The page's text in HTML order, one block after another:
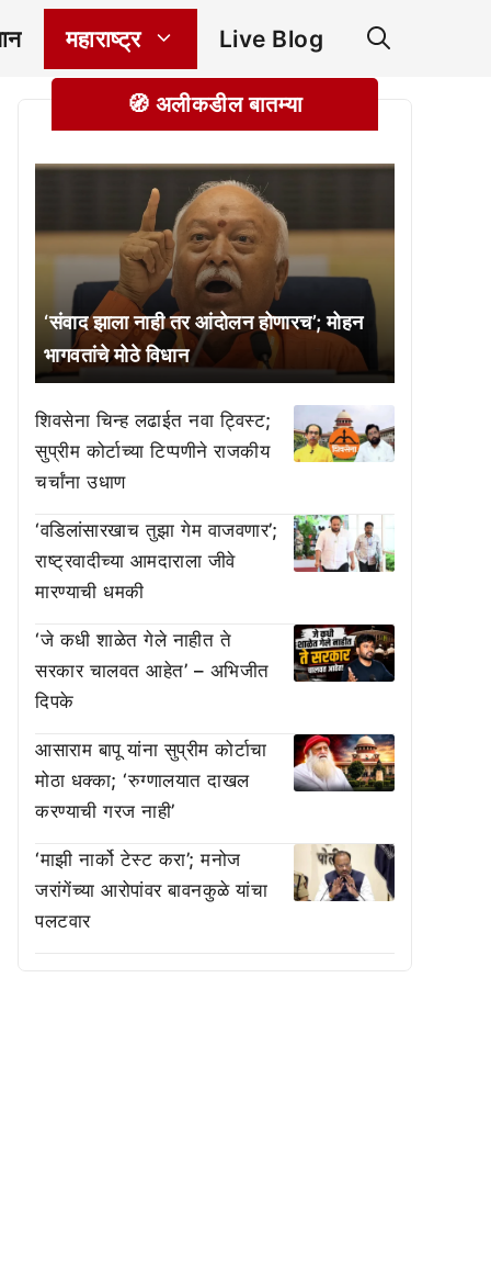
महाराष्ट्र Live Blog
🧭 अलीकडील बातम्या
‘संवाद झाला नाही तर आंदोलन होणारच’; मोहन
भागवतांचे मोठे विधान
शिवसेना चिन्ह लढाईत नवा ट्विस्ट;
सुप्रीम कोर्टाच्या टिप्पणीने राजकीय
चर्चांना उधाण
‘वडिलांसारखाच तुझा गेम वाजवणार’;
राष्ट्रवादीच्या आमदाराला जीवे
मारण्याची धमकी
‘जे कधी शाळेत गेले नाहीत ते
सरकार चालवत आहेत’ – अभिजीत
दिपके
आसाराम बापू यांना सुप्रीम कोर्टाचा
मोठा धक्का; ‘रुग्णालयात दाखल
करण्याची गरज नाही’
‘माझी नार्को टेस्ट करा’; मनोज
जरांगेंच्या आरोपांवर बावनकुळे यांचा
पलटवार